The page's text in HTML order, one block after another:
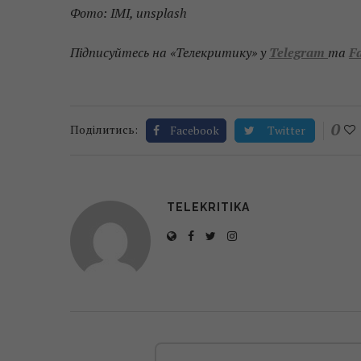
Фото: ІМІ, unsplash
Підписуйтесь на «Телекритику» у Telegram та
Поділитись: Facebook Twitter 0
TELEKRITIKA